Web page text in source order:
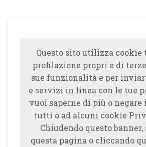
Questo sito utilizza cookie
profilazione propri e di
sue funzionalità e per
e servizi in linea con le tue
vuoi saperne di più o negare
tutti o ad alcuni cookie
Chiudendo questo
questa pagina o cliccando